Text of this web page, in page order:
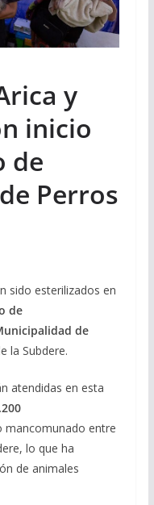
y
inicio
de
Perros
sido esterilizados en
de
de
la Subdere.
atendidas en esta
.200
entre
lo que ha
de animales